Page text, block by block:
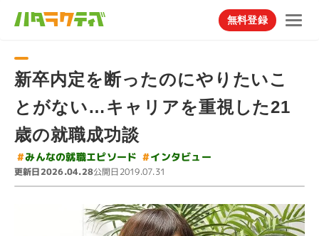
無料登録
新卒内定を断ったのにやりたいこ
とがない…キャリアを重視した21
歳の就職成功談
#みんなの就職エピソード #インタビュー
更新日2026.04.28公開日2019.07.31